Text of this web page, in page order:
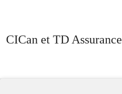
CICan et TD Assurance